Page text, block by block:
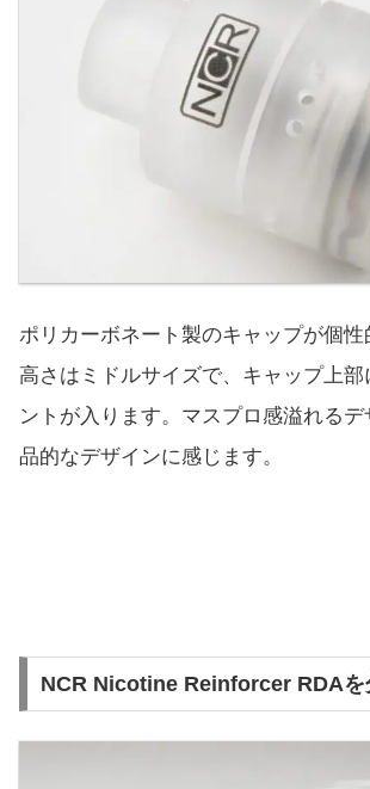
ポリカーボネート製のキャップが個
高さはミドルサイズで、キャップ上部
ントが入ります。マスプロ感溢れるデ
品的なデザインに感じます。
NCR Nicotine Reinforcer RDAを